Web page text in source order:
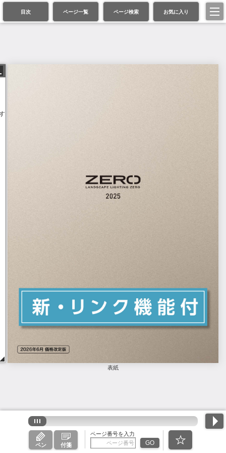
目次 ページ一覧 ページ検索 お気に入り
表紙
ペン 付箋
ページ番号を入力
GO